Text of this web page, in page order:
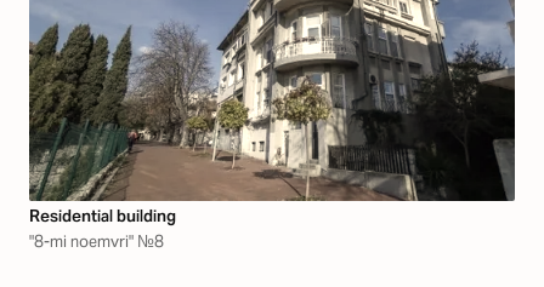
Residential building
"8-mi noemvri" №8